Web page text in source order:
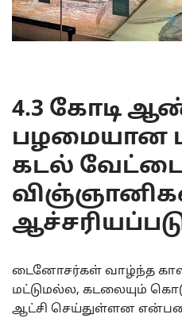
4.3 கோடி
பழமையான
கடல்
டைனோசர்கள் வாழ்ந்த
மட்டுமல்ல, கடலையும்
ஆட்சி செய்துள்ளன